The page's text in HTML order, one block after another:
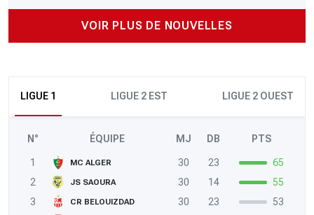
VOIR PLUS DE NOUVELLES
LIGUE 1 LIGUE 2 EST LIGUE 2 OUEST
N° ÉQUIPE MJ DB PTS
1 MC ALGER 30 23
65
2
JS SAOURA 30 14
55
3
CR BELOUIZDAD 30 23
53